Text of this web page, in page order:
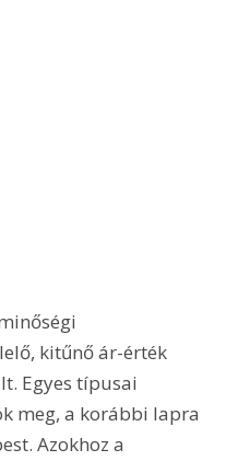
kitűnő ár-érték
Egyes típusai
meg, a korábbi lapra
Azokhoz a